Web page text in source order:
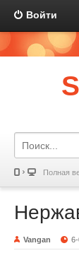
Войти
Полная
Vangan